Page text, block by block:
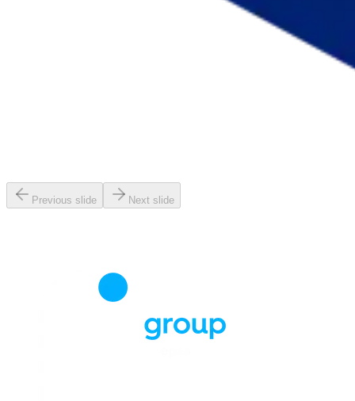
Previous slide Next slide